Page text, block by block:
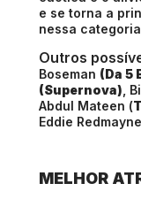
e se torna a
nessa
Outros
Boseman (Da 5
(Supernova) ,
Abdul Mateen (
Eddie Redmayne
MELHOR